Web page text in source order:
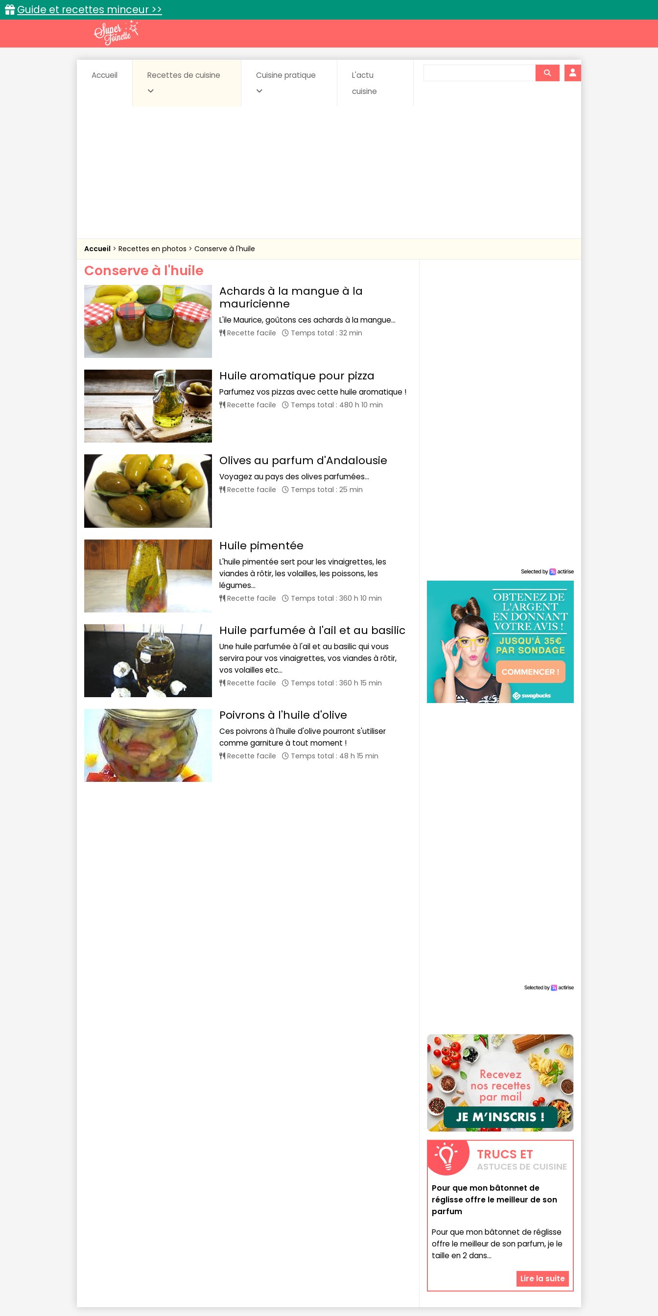
Guide et recettes minceur >>
Accueil Recettes de cuisine Cuisine pratique
L'actu
cuisine
Accueil Recettes en photos Conserve à l'huile
Conserve à l'huile
Achards à la mangue à la
mauricienne
L'ile Maurice, goûtons ces achards à la mangue...
Recette facile Temps total : 32 min
Huile aromatique pour pizza
Parfumez vos pizzas avec cette huile aromatique !
Recette facile Temps total : 480 h 10 min
Olives au parfum d'Andalousie
Voyagez au pays des olives parfumées...
Recette facile Temps total : 25 min
Huile pimentée
L'huile pimentée sert pour les vinaigrettes, les
viandes à rôtir, les volailles, les poissons, les
légumes...
Recette facile Temps total : 360 h 10 min
Huile parfumée à l'ail et au basilic
Une huile parfumée à l'ail et au basilic qui vous
servira pour vos vinaigrettes, vos viandes à rôtir,
vos volailles etc...
Recette facile Temps total : 360 h 15 min
Poivrons à l'huile d'olive
Ces poivrons à l'huile d'olive pourront s'utiliser
comme garniture à tout moment !
Recette facile Temps total : 48 h 15 min
TRUCS ET
ASTUCES DE CUISINE
Pour que mon bâtonnet de
réglisse offre le meilleur de son
parfum
Pour que mon bâtonnet de réglisse
offre le meilleur de son parfum, je le
taille en 2 dans...
Lire la suite